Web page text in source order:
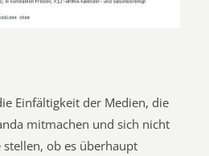
Einfältigkeit der Medien, die
mitmachen und sich nicht
ob es überhaupt